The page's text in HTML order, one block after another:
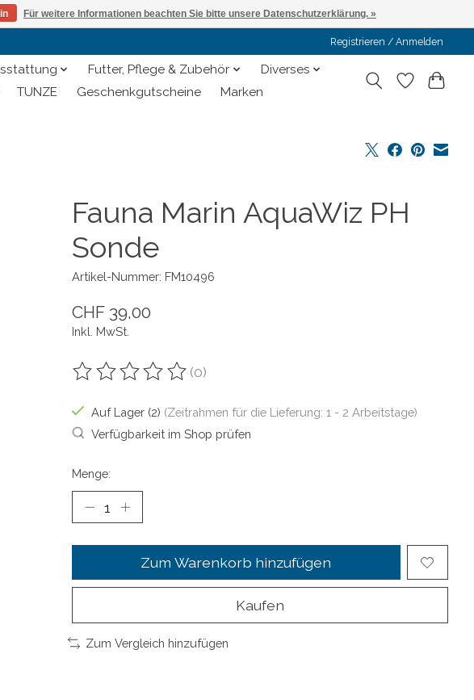
Registrieren / Anmelden
Futter, Pflege & Zubehör
Diverses
TUNZE Geschenkgutscheine Marken
Fauna Marin AquaWiz PH
Sonde
Artikel-Nummer: FM10496
CHF 39,00
Inkl. MwSt.
Die Bewertung dieses Produkts ist
(0)
Auf Lager (2) (Zeitrahmen für die Lieferung: 1 - 2 Arbeitstage)
Verfügbarkeit im Shop prüfen
Menge:
Zum Warenkorb hinzufügen
Kaufen
Zum Vergleich hinzufügen
Für weitere Informationen beachten Sie bitte unsere Datenschutzerklärung. »